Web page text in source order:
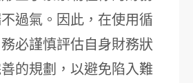
過氣。因此，在使用循
必謹慎評估自身財務狀
的規劃，以避免陷入難